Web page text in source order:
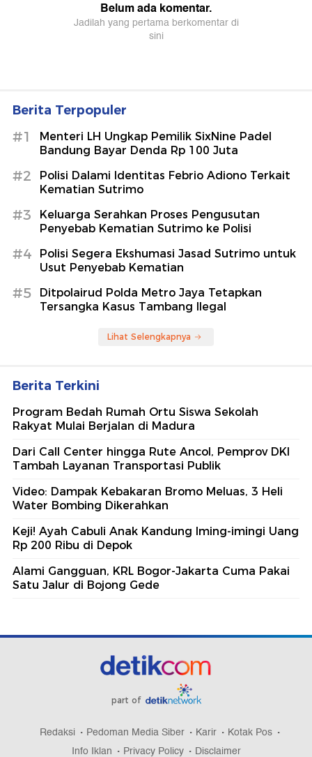
Berita Terpopuler
#1
Menteri LH Ungkap Pemilik SixNine Padel
Bandung Bayar Denda Rp 100 Juta
#2
Polisi Dalami Identitas Febrio Adiono Terkait
Kematian Sutrimo
#3
Keluarga Serahkan Proses Pengusutan
Penyebab Kematian Sutrimo ke Polisi
#4
Polisi Segera Ekshumasi Jasad Sutrimo untuk
Usut Penyebab Kematian
#5
Ditpolairud Polda Metro Jaya Tetapkan
Tersangka Kasus Tambang Ilegal
Lihat Selengkapnya
Berita Terkini
Program Bedah Rumah Ortu Siswa Sekolah
Rakyat Mulai Berjalan di Madura
Dari Call Center hingga Rute Ancol, Pemprov DKI
Tambah Layanan Transportasi Publik
Video: Dampak Kebakaran Bromo Meluas, 3 Heli
Water Bombing Dikerahkan
Keji! Ayah Cabuli Anak Kandung Iming-imingi Uang
Rp 200 Ribu di Depok
Alami Gangguan, KRL Bogor-Jakarta Cuma Pakai
Satu Jalur di Bojong Gede
part of
Redaksi Pedoman Media Siber Karir
Kotak Pos
Info Iklan
Privacy Policy Disclaimer